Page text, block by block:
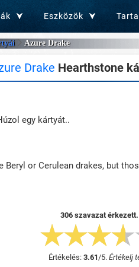
Eszközök
Azure Drake
Drake Hearthstone
egy kártyát..
Beryl or Cerulean drakes, but
306 szavazat érkezett.
Értékelés: 3.61/5. Értékelj